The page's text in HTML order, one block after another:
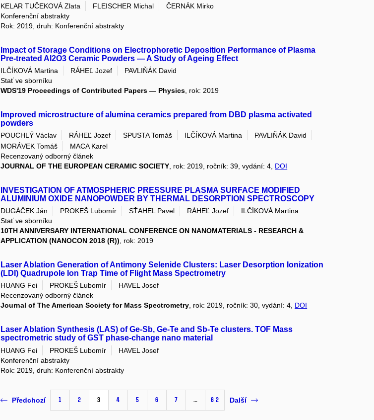
KELAR TUČEKOVÁ Zlata
FLEISCHER Michal
ČERNÁK Mirko
Konferenční abstrakty
Rok: 2019, druh: Konferenční abstrakty
Impact of Storage Conditions on Electrophoretic Deposition Performance of Plasma
Pre-treated Al2O3 Ceramic Powders — A Study of Ageing Effect
ILČÍKOVÁ Martina RÁHEĽ Jozef
PAVLIŇÁK David
Stať ve sborníku
WDS'19 Proceedings of Contributed Papers — Physics , rok: 2019
Improved microstructure of alumina ceramics prepared from DBD plasma activated
powders
POUCHLÝ Václav RÁHEĽ Jozef SPUSTA Tomáš ILČÍKOVÁ Martina
PAVLIŇÁK David
MORÁVEK Tomáš
MACA Karel
Recenzovaný odborný článek
JOURNAL OF THE EUROPEAN CERAMIC SOCIETY , rok: 2019, ročník: 39, vydání: 4, DOI
INVESTIGATION OF ATMOSPHERIC PRESSURE PLASMA SURFACE MODIFIED
ALUMINIUM OXIDE NANOPOWDER BY THERMAL DESORPTION SPECTROSCOPY
DUGÁČEK Ján PROKEŠ Lubomír SŤAHEL Pavel RÁHEĽ Jozef
ILČÍKOVÁ Martina
Stať ve sborníku
10TH ANNIVERSARY INTERNATIONAL CONFERENCE ON NANOMATERIALS - RESEARCH &
APPLICATION (NANOCON 2018 (R)) , rok: 2019
Laser Ablation Generation of Antimony Selenide Clusters: Laser Desorption Ionization
(LDI) Quadrupole Ion Trap Time of Flight Mass Spectrometry
HUANG Fei PROKEŠ Lubomír
HAVEL Josef
Recenzovaný odborný článek
Journal of The American Society for Mass Spectrometry, rok: 2019, ročník: 30, vydání: 4, DOI
Laser Ablation Synthesis (LAS) of Ge-Sb, Ge-Te and Sb-Te clusters. TOF Mass
spectrometric study of GST phase-change nano material
HUANG Fei PROKEŠ Lubomír
HAVEL Josef
Konferenční abstrakty
Rok: 2019, druh: Konferenční abstrakty
Předchozí 1 2 3 4 5 6 7 … 62 Další